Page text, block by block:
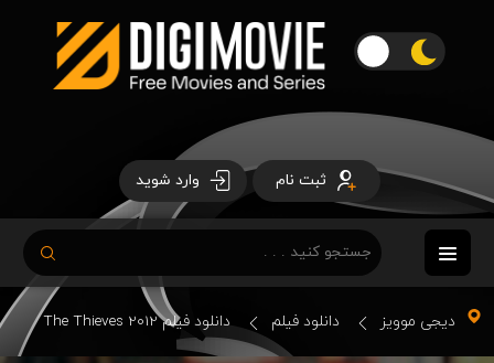
ثبت نام وارد شوید
دیجی موویز دانلود فیلم دانلود فیلم The Thieves 2012